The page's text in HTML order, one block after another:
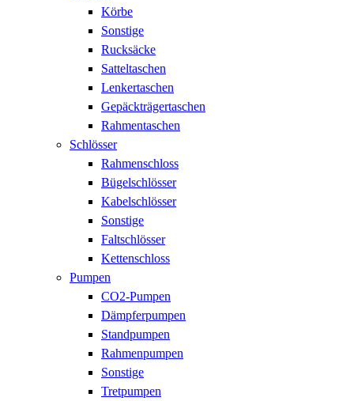
Körbe
Sonstige
Rucksäcke
Satteltaschen
Lenkertaschen
Gepäckträgertaschen
Rahmentaschen
Schlösser
Rahmenschloss
Bügelschlösser
Kabelschlösser
Sonstige
Faltschlösser
Kettenschloss
Pumpen
CO2-Pumpen
Dämpferpumpen
Standpumpen
Rahmenpumpen
Sonstige
Tretpumpen